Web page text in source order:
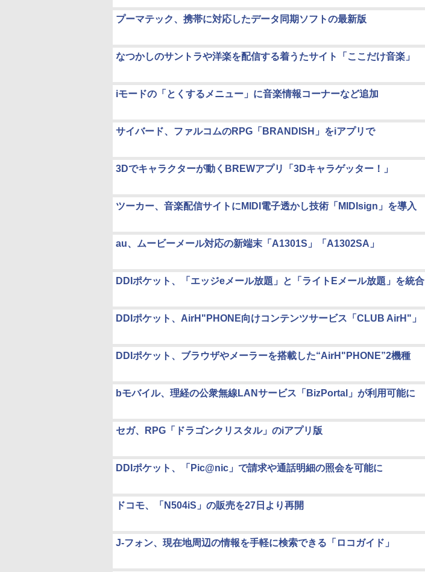
プーマテック、携帯に対応したデータ同期ソフトの最新版
なつかしのサントラや洋楽を配信する着うたサイト「ここだけ音楽」
iモードの「とくするメニュー」に音楽情報コーナーなど追加
サイバード、ファルコムのRPG「BRANDISH」をiアプリで
3Dでキャラクターが動くBREWアプリ「3Dキャラゲッター！」
ツーカー、音楽配信サイトにMIDI電子透かし技術「MIDIsign」を導入
au、ムービーメール対応の新端末「A1301S」「A1302SA」
DDIポケット、「エッジeメール放題」と「ライトEメール放題」を統合
DDIポケット、AirH"PHONE向けコンテンツサービス「CLUB AirH"」
DDIポケット、ブラウザやメーラーを搭載した“AirH"PHONE”2機種
bモバイル、理経の公衆無線LANサービス「BizPortal」が利用可能に
セガ、RPG「ドラゴンクリスタル」のiアプリ版
DDIポケット、「Pic@nic」で請求や通話明細の照会を可能に
ドコモ、「N504iS」の販売を27日より再開
J-フォン、現在地周辺の情報を手軽に検索できる「ロコガイド」